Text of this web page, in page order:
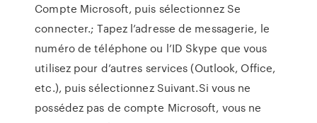
Compte Microsoft, puis sélectionnez Se
connecter.; Tapez l’adresse de messagerie, le
numéro de téléphone ou l’ID Skype que vous
utilisez pour d’autres services (Outlook, Office,
etc.), puis sélectionnez Suivant.Si vous ne
possédez pas de compte Microsoft, vous ne